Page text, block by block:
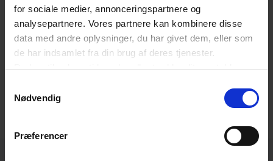
for sociale medier, annonceringspartnere og
analysepartnere. Vores partnere kan kombinere disse
data med andre oplysninger, du har givet dem, eller som
de har indsamlet fra din brug af deres tjenester.
Du kan til enhver tid ændre eller trække dit samtykke
hjørne på websitet.
Nødvendig
Præferencer
pågældende pris inden for en periode og i en
mængde, som er rimelig i forhold til produktet,
omfanget af den reklame, der er gjort for produktet,
og den opgivne pris (bait advertising).”
Artiklen blev oprindeligt publiceret på fdih.dk
SIDSTE NYT FRA DANSK ERHVERV I DIN INDBAKKE